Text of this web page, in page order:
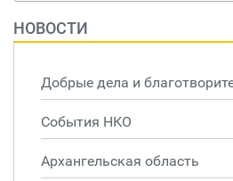
НОВОСТИ
Добрые дела и
События НКО
Архангельская область